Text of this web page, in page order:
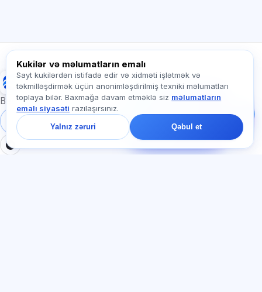
Exalify
Beynəlxalq dil imtahanlarına hazırlıq
Daxil ol
Qeydiyyat
Bizə yazın!
Tariflər, imtahanlar və
barədə soruşun — çatda
bir dəqiqə ərzində
cavab veririk.
Kukilər və məlumatların emalı
Sayt kukilərdən istifadə edir və xidməti işlətmək və
təkmilləşdirmək üçün anonimləşdirilmiş texniki məlumatları
toplaya bilər. Baxmağa davam etməklə siz məlumatların
emalı siyasəti razılaşırsınız.
Yalnız zəruri Qəbul et